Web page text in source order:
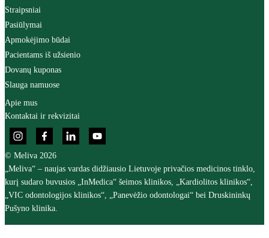
Straipsniai
Pasiūlymai
Apmokėjimo būdai
Pacientams iš užsienio
Dovanų kuponas
Slauga namuose
Apie mus
Kontaktai ir rekvizitai
© Meliva 2026
„Meliva“ – naujas vardas didžiausio Lietuvoje privačios medicinos tinklo,
kurį sudaro buvusios „InMedica“ šeimos klinikos, „Kardiolitos klinikos“,
„VIC odontologijos klinikos“, „Panevėžio odontologai“ bei Druskininkų
Pušyno klinika.